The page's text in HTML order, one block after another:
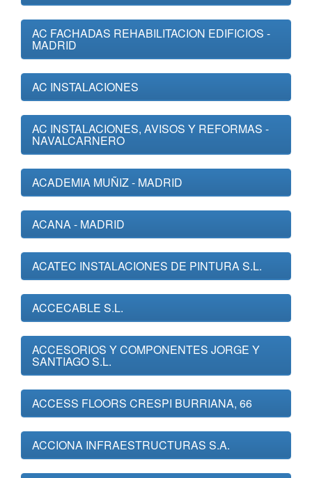
AC FACHADAS REHABILITACION EDIFICIOS -
MADRID
AC INSTALACIONES
AC INSTALACIONES, AVISOS Y REFORMAS -
NAVALCARNERO
ACADEMIA MUÑIZ - MADRID
ACANA - MADRID
ACATEC INSTALACIONES DE PINTURA S.L.
ACCECABLE S.L.
ACCESORIOS Y COMPONENTES JORGE Y
SANTIAGO S.L.
ACCESS FLOORS CRESPI BURRIANA, 66
ACCIONA INFRAESTRUCTURAS S.A.